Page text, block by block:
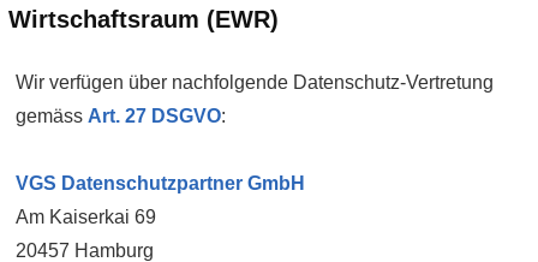
Wirt­schafts­raum (EWR)
Wir verfügen über nachfolgende Daten­schutz-Vertretung
gemäss Art. 27 DSGVO:
VGS Datenschutz­partner GmbH
Am Kaiserkai 69
20457 Hamburg